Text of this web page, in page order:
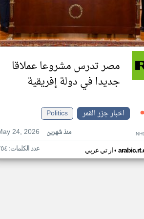
مصر تدرس مشروعا عملاقا
جديدا في دولة إفريقية
اخبار جزر القمر
Politics
24, 2026
منذ شهرين
ار تي عربي• عدد الكلمات: ٢٥٤